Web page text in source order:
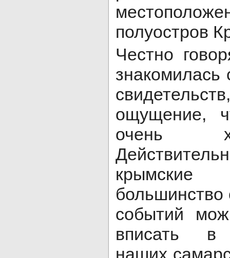
полуостров
Честно
знакомилась
ощущение,
очень
событий
вписать в
наших